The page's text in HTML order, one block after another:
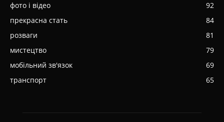
фото і відео
92
прекрасна стать
84
розваги
81
мистецтво
79
мобільний зв'язок
69
транспорт
65